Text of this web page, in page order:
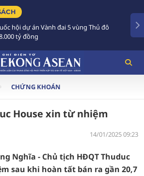
đô
Tổng Bí thư,
Australia và
CHỨNG KHOÁN
House xin từ nhiệm
14/01/2025 09:23
Nghĩa - Chủ tịch HĐQT Thuduc
sau khi hoàn tất bán ra gần 20,7